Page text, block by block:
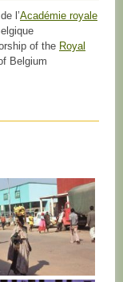
l’Académie royale
of the Royal
Belgium